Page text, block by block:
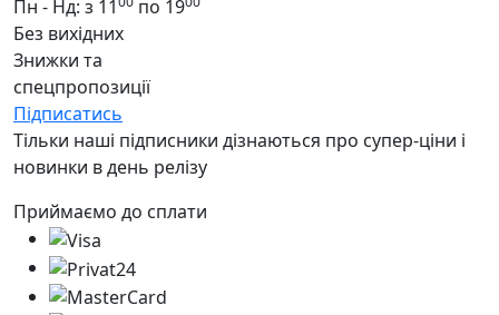
Пн - Нд: з 11
по 19
Без вихідних
Знижки та
спецпропозиції
Підписатись
Тільки наші підписники дізнаються про супер-ціни і
новинки в день релізу
Приймаємо до сплати